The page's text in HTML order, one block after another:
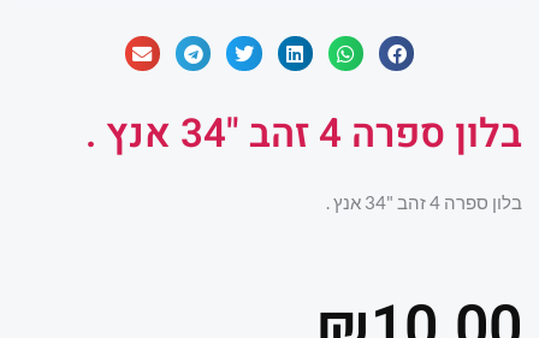
בלון ספרה 4 זהב "34 אנץ .
בלון ספרה 4 זהב "34 אנץ .